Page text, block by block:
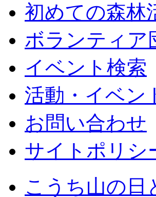
初めての森林
ボランティア
イベント検索
活動・イベン
お問い合わせ
サイトポリシ
こうち山の日